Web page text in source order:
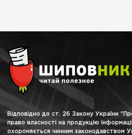
Відповідно до ст. 26 Закону України
право власності на продукцію
охороняється чинним законодавством